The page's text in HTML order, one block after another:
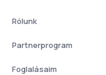
Rólunk
Partnerprogram
Foglalásaim